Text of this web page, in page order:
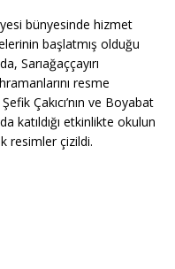
bünyesinde hizmet
başlatmış olduğu
Sarıağaççayırı
resme
Çakıcı’nın ve Boyabat
katıldığı etkinlikte okulun
resimler çizildi.